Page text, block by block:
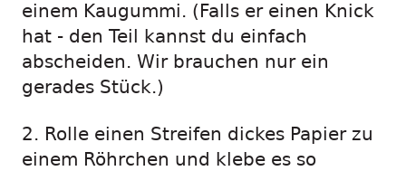
einem Kaugummi. (Falls er einen Knick
hat - den Teil kannst du einfach
abscheiden. Wir brauchen nur ein
gerades Stück.)
2. Rolle einen Streifen dickes Papier zu
einem Röhrchen und klebe es so